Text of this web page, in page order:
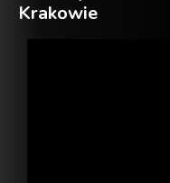
Krakowie